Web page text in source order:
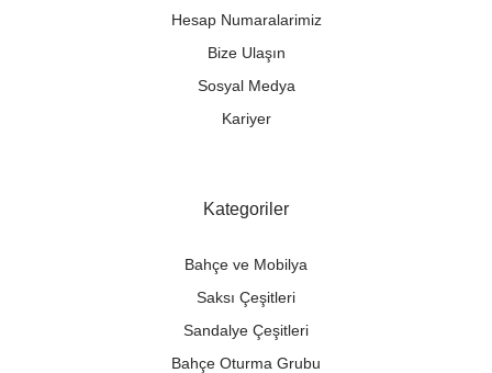
Hesap Numaralarimiz
Bize Ulaşın
Sosyal Medya
Kariyer
Kategoriler
Bahçe ve Mobilya
Saksı Çeşitleri
Sandalye Çeşitleri
Bahçe Oturma Grubu